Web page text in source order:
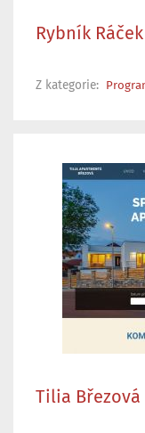
Rybník
Z kategorie:
Tilia Březová